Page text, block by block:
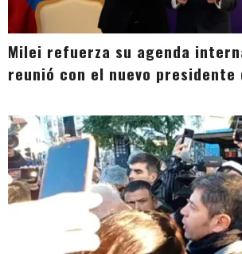
Milei refuerza su agenda
reunió con el nuevo presidente